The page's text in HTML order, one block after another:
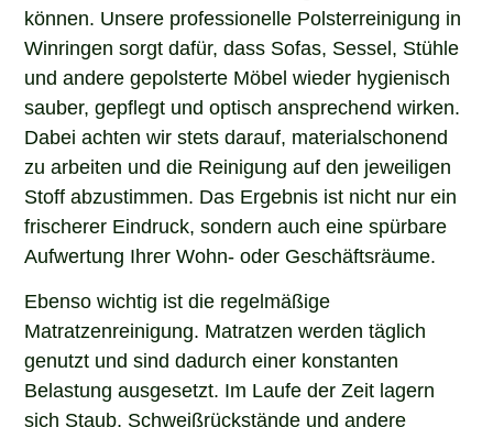
können. Unsere professionelle Polsterreinigung in
Winringen sorgt dafür, dass Sofas, Sessel, Stühle
und andere gepolsterte Möbel wieder hygienisch
sauber, gepflegt und optisch ansprechend wirken.
Dabei achten wir stets darauf, materialschonend
zu arbeiten und die Reinigung auf den jeweiligen
Stoff abzustimmen. Das Ergebnis ist nicht nur ein
frischerer Eindruck, sondern auch eine spürbare
Aufwertung Ihrer Wohn- oder Geschäftsräume.
Ebenso wichtig ist die regelmäßige
Matratzenreinigung. Matratzen werden täglich
genutzt und sind dadurch einer konstanten
Belastung ausgesetzt. Im Laufe der Zeit lagern
sich Staub, Schweißrückstände und andere